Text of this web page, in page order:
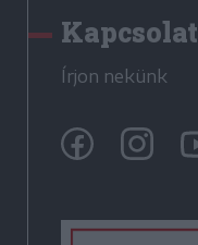
Kapcsolat
Írjon nekünk